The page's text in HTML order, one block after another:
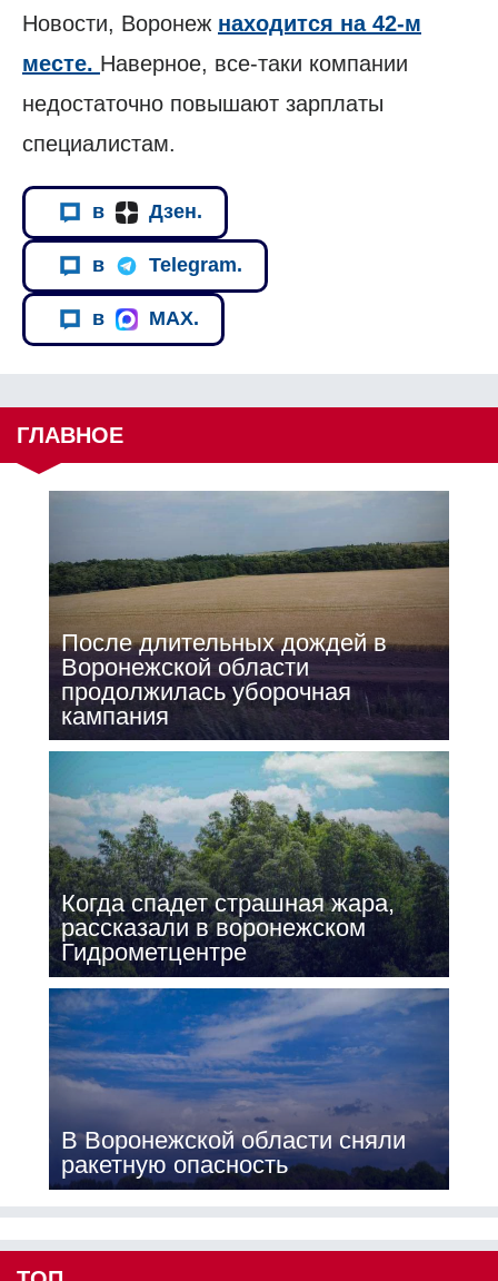
Новости, Воронеж находится на 42-м
месте. Наверное, все-таки компании
недостаточно повышают зарплаты
специалистам.
в Дзен.
в Telegram.
в MAX.
ГЛАВНОЕ
После длительных дождей в
Воронежской области
продолжилась уборочная
кампания
Когда спадет страшная жара,
рассказали в воронежском
Гидрометцентре
В Воронежской области сняли
ракетную опасность